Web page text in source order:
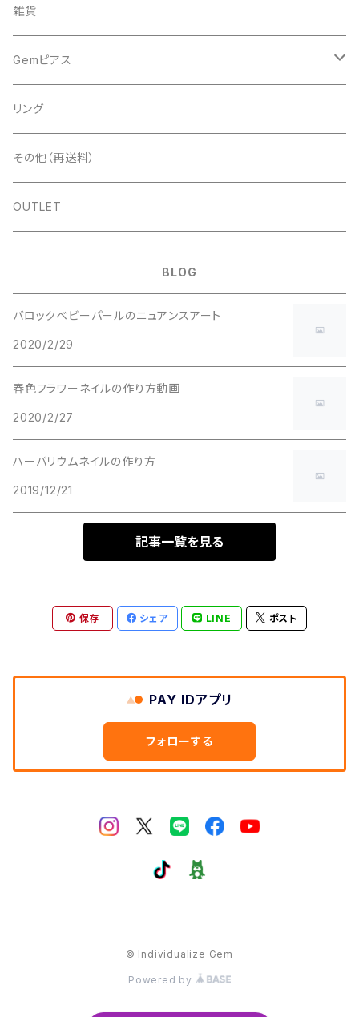
アート
ドライフラワー
シェル
ネイルツール
ライト
ディスプレイ
雑貨
Gemピアス
シェルピアス
ゴールド
シルバー
樹脂素材
パールピアス
ゴールド
ピンクゴールド
リング
その他（再送料）
OUTLET
BLOG
バロックベビーパールのニュアンスアート
2020/2/29
春色フラワーネイルの作り方動画
2020/2/27
ハーバリウムネイルの作り方
2019/12/21
記事一覧を見る
保存 シェア LINE ポスト
PAY IDアプリ
フォローする
© Individualize Gem
Powered by